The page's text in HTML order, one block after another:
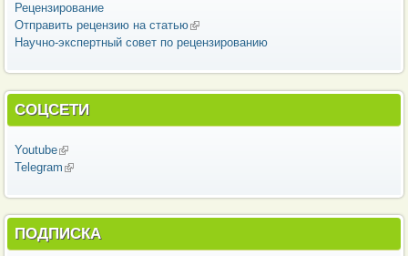
Рецензирование
Отправить рецензию на статью(внешняя ссылка)
Научно-экспертный совет по рецензированию
СОЦСЕТИ
Youtube(внешняя ссылка)
Telegram (внешняя ссылка)
ПОДПИСКА